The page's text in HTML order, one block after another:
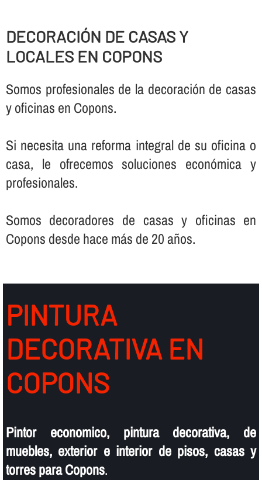
DECORACIÓN DE CASAS Y
LOCALES EN COPONS
Somos profesionales de la decoración de casas
y oficinas en Copons.
Si necesita una reforma integral de su oficina o
casa, le ofrecemos soluciones económica y
profesionales.
Somos decoradores de casas y oficinas en
Copons desde hace más de 20 años.
PINTURA
DECORATIVA EN
COPONS
Pintor economico, pintura decorativa, de
muebles, exterior e interior de pisos, casas y
torres para Copons.